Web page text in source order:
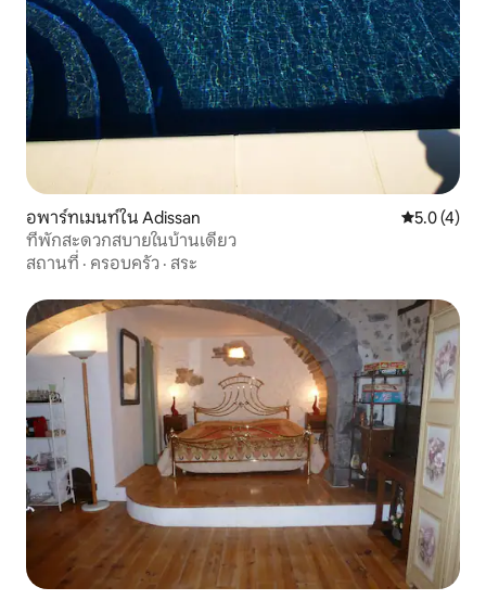
อพาร์ทเมนท์ใน Adissan คะแนนเฉลี่
5.0 (4)
ที่พักสะดวกสบายในบ้านเดี่ยว
สถานที่ · ครอบครัว · สระ